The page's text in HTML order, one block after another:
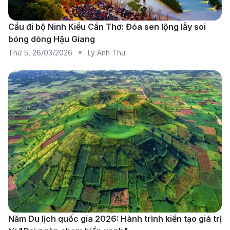
Bảng giá vé máy bay từ Fukushima đi Hà
Nội
Giá vé máy bay Fukushima đến Hà Nội
Giá vé máy bay từ Fukushima đi Hà Nội một
chiều:Từ 6.415.286 VND - 24.037.569 VND.
Giá vé máy bay từ Fukushima đi Hà Nội khứ hồi:
Từ 14.633.766 VND - 24.816.569 VND.
Hãng hàng không
Giá vé một chiều
thấp nhất (VND)
Giá vé một
cao nhất
ANA 8.703.458 20.808.214
IBEX 8.107.497 9.807.130
Cầu đi bộ Ninh Kiều Cần Thơ: Đóa sen lộng lẫy soi
bóng dòng Hậu Giang
Thứ 5 26/03/2026 Lý Anh Thư
Năm Du lịch quốc gia 2026: Hành trình kiến tạo giá trị